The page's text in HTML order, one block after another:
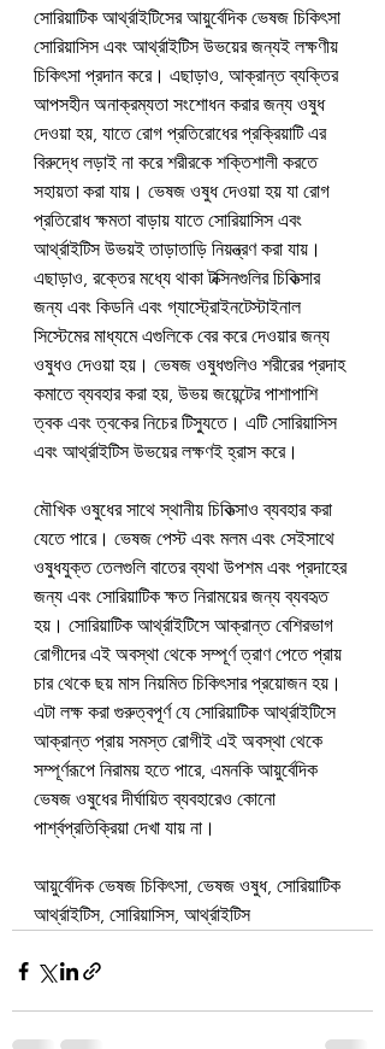
সোরিয়াটিক আর্থ্রাইটিসের আয়ুর্বেদিক ভেষজ চিকিৎসা
সোরিয়াসিস এবং আর্থ্রাইটিস উভয়ের জন্যই লক্ষণীয়
চিকিৎসা প্রদান করে। এছাড়াও, আক্রান্ত ব্যক্তির
আপসহীন অনাক্রম্যতা সংশোধন করার জন্য ওষুধ
দেওয়া হয়, যাতে রোগ প্রতিরোধের প্রক্রিয়াটি এর
বিরুদ্ধে লড়াই না করে শরীরকে শক্তিশালী করতে
সহায়তা করা যায়। ভেষজ ওষুধ দেওয়া হয় যা রোগ
প্রতিরোধ ক্ষমতা বাড়ায় যাতে সোরিয়াসিস এবং
আর্থ্রাইটিস উভয়ই তাড়াতাড়ি নিয়ন্ত্রণ করা যায়।
এছাড়াও, রক্তের মধ্যে থাকা টক্সিনগুলির চিকিত্সার
জন্য এবং কিডনি এবং গ্যাস্ট্রোইনটেস্টাইনাল
সিস্টেমের মাধ্যমে এগুলিকে বের করে দেওয়ার জন্য
ওষুধও দেওয়া হয়। ভেষজ ওষুধগুলিও শরীরের প্রদাহ
কমাতে ব্যবহার করা হয়, উভয় জয়েন্টের পাশাপাশি
ত্বক এবং ত্বকের নিচের টিস্যুতে। এটি সোরিয়াসিস
এবং আর্থ্রাইটিস উভয়ের লক্ষণই হ্রাস করে।
মৌখিক ওষুধের সাথে স্থানীয় চিকিত্সাও ব্যবহার করা
যেতে পারে। ভেষজ পেস্ট এবং মলম এবং সেইসাথে
ওষুধযুক্ত তেলগুলি বাতের ব্যথা উপশম এবং প্রদাহের
জন্য এবং সোরিয়াটিক ক্ষত নিরাময়ের জন্য ব্যবহৃত
হয়। সোরিয়াটিক আর্থ্রাইটিসে আক্রান্ত বেশিরভাগ
রোগীদের এই অবস্থা থেকে সম্পূর্ণ ত্রাণ পেতে প্রায়
চার থেকে ছয় মাস নিয়মিত চিকিৎসার প্রয়োজন হয়।
এটা লক্ষ করা গুরুত্বপূর্ণ যে সোরিয়াটিক আর্থ্রাইটিসে
আক্রান্ত প্রায় সমস্ত রোগীই এই অবস্থা থেকে
সম্পূর্ণরূপে নিরাময় হতে পারে, এমনকি আয়ুর্বেদিক
ভেষজ ওষুধের দীর্ঘায়িত ব্যবহারেও কোনো
পার্শ্বপ্রতিক্রিয়া দেখা যায় না।
আয়ুর্বেদিক ভেষজ চিকিৎসা, ভেষজ ওষুধ, সোরিয়াটিক
আর্থ্রাইটিস, সোরিয়াসিস, আর্থ্রাইটিস